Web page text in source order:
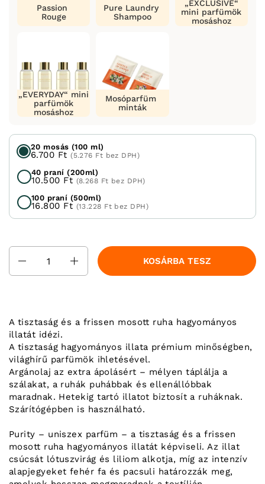
Passion
Rouge
Pure Laundry
Shampoo
„EXCLUSIVE“
mini parfümök
mosáshoz
„EVERYDAY“ mini
parfümök
mosáshoz
Mosóparfüm
minták
20 mosás (100 ml)
6.700 Ft(5.276 Ft bez DPH)
40 praní (200ml)
10.500 Ft (8.268 Ft bez DPH)
100 praní (500ml)
16.800 Ft (13.228 Ft bez DPH)
KOSÁRBA TESZ
A tisztaság és a frissen mosott ruha hagyományos
illatát idézi.
A tisztaság hagyományos illata prémium minőségben,
világhírű parfümök ihletésével.
Argánolaj az extra ápolásért – mélyen táplálja a
szálakat, a ruhák puhábbak és ellenállóbbak
maradnak. Hetekig tartó illatot biztosít a ruháknak.
Szárítógépben is használható.
Purity – uniszex parfüm – a tisztaság és a frissen
mosott ruha hagyományos illatát képviseli. Az illat
csúcsát lótuszvirág és liliom alkotja, míg az intenzív
alapjegyeket fehér fa és pacsuli határozzák meg,